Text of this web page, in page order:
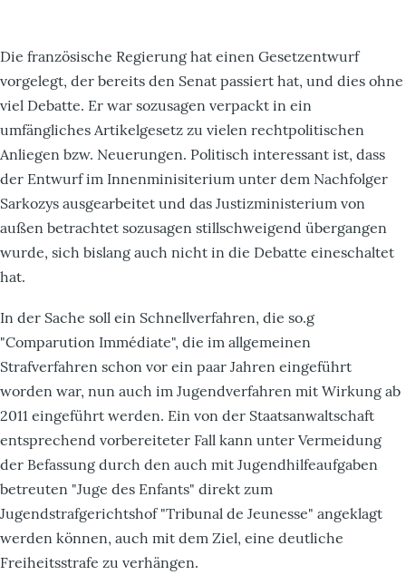
Die französische Regierung hat einen Gesetzentwurf
vorgelegt, der bereits den Senat passiert hat, und dies ohne
viel Debatte. Er war sozusagen verpackt in ein
umfängliches Artikelgesetz zu vielen rechtpolitischen
Anliegen bzw. Neuerungen. Politisch interessant ist, dass
der Entwurf im Innenminisiterium unter dem Nachfolger
Sarkozys ausgearbeitet und das Justizministerium von
außen betrachtet sozusagen stillschweigend übergangen
wurde, sich bislang auch nicht in die Debatte eineschaltet
hat.
In der Sache soll ein Schnellverfahren, die so.g
"Comparution Immédiate", die im allgemeinen
Strafverfahren schon vor ein paar Jahren eingeführt
worden war, nun auch im Jugendverfahren mit Wirkung ab
2011 eingeführt werden. Ein von der Staatsanwaltschaft
entsprechend vorbereiteter Fall kann unter Vermeidung
der Befassung durch den auch mit Jugendhilfeaufgaben
betreuten "Juge des Enfants" direkt zum
Jugendstrafgerichtshof "Tribunal de Jeunesse" angeklagt
werden können, auch mit dem Ziel, eine deutliche
Freiheitsstrafe zu verhängen.